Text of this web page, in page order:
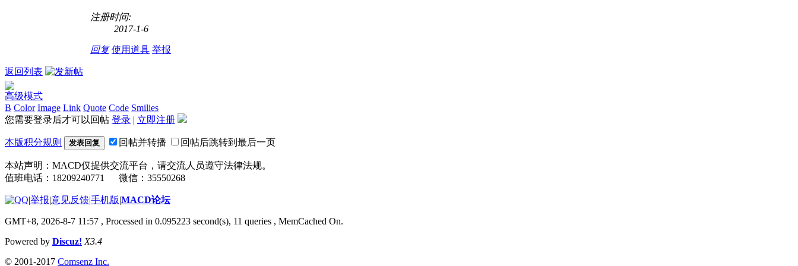
注册时间:
2017-1-6
回复 使用道具 举报
返回列表
高级模式
B Color Image Link Quote Code Smilies
您需要登录后才可以回帖 登录 | 立即注册
本版积分规则 发表回复 回帖并转播 回帖后跳转到最后一页
本站声明：MACD仅提供交流平台，请交流人员遵守法律法规。
值班电话：18209240771 微信：35550268
|举报|意见反馈|手机版|MACD论坛
GMT+8, 2026-8-7 11:57 , Processed in 0.095223 second(s), 11 queries , MemCached On.
Powered by Discuz! X3.4
© 2001-2017 Comsenz Inc.